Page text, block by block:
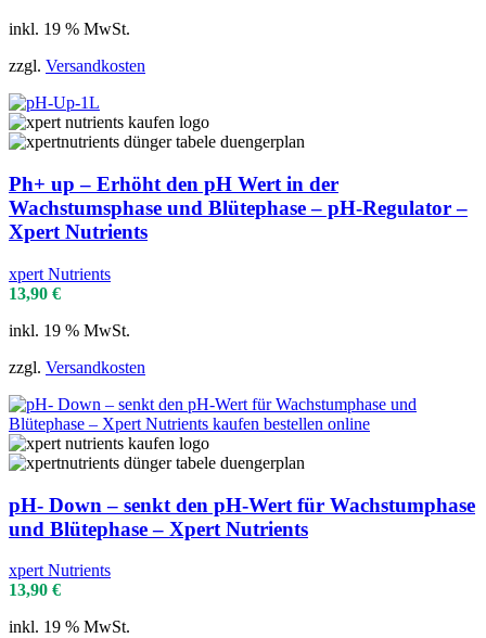
inkl. 19 % MwSt.
zzgl. Versandkosten
Ph+ up – Erhöht den pH Wert in der
Wachstumsphase und Blütephase – pH-Regulator –
Xpert Nutrients
xpert Nutrients
13,90 €
inkl. 19 % MwSt.
zzgl. Versandkosten
pH- Down – senkt den pH-Wert für Wachstumphase
und Blütephase – Xpert Nutrients
xpert Nutrients
13,90 €
inkl. 19 % MwSt.